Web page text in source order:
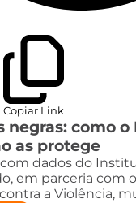
Copiar Link
negras: como o
as protege
dados do
em parceria com
a Violência,